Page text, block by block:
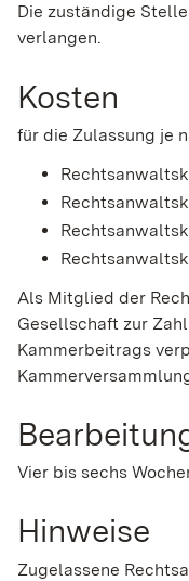
Die zuständige
verlangen.
Kosten
für die Zulassung je
Als Mitglied der
Gesellschaft zur
Kammerbeitrags
Vier bis sechs
Hinweise
Zugelassene